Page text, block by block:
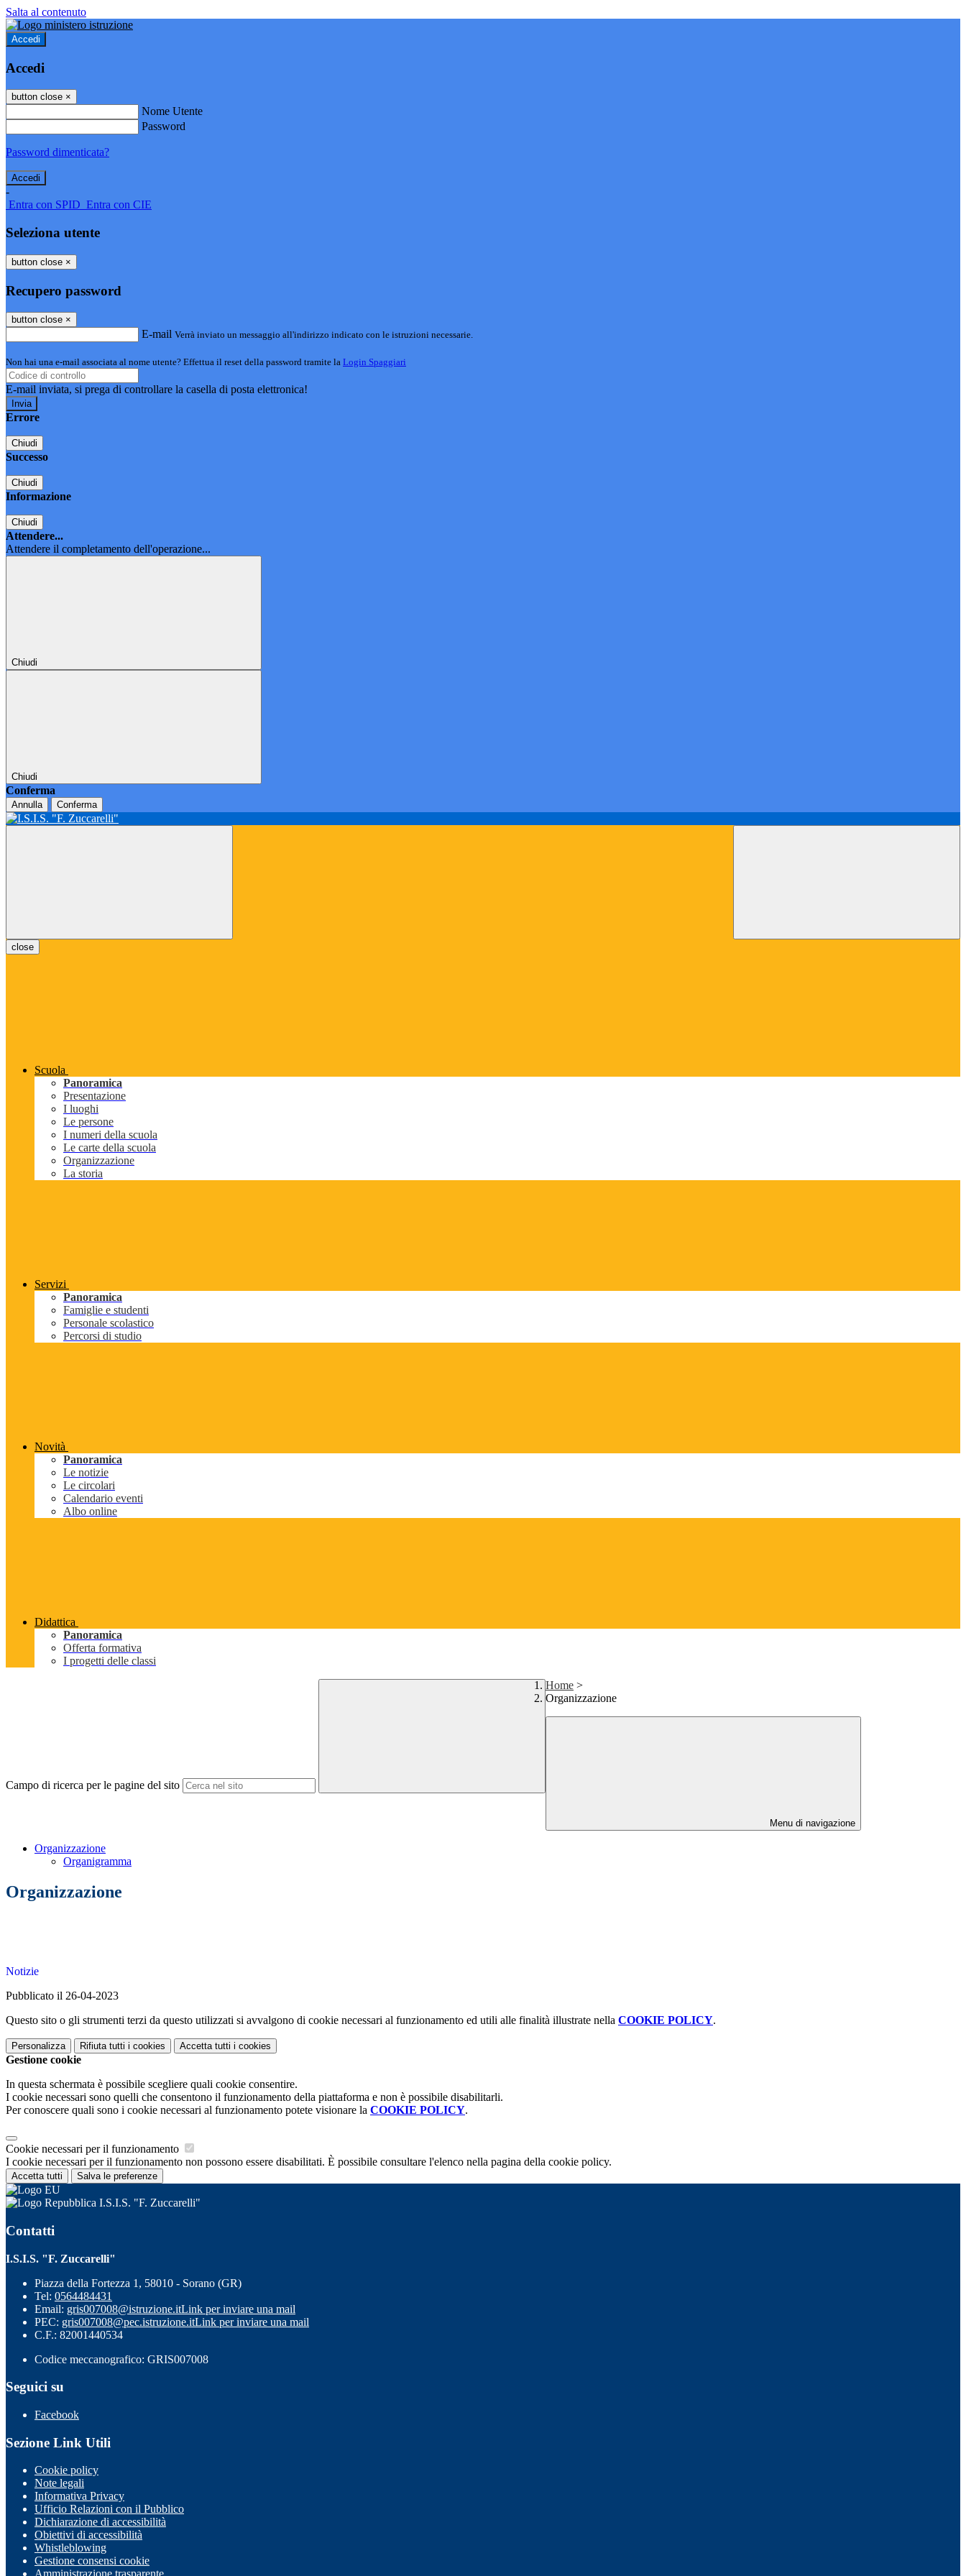
Salta al contenuto
Accedi
Accedi
button close ×
Nome Utente
Password
Password dimenticata?
-
Entra con SPID Entra con CIE
Seleziona utente
button close ×
Recupero password
button close ×
E-mail Verrà inviato un messaggio all'indirizzo indicato con le istruzioni necessarie.
Non hai una e-mail associata al nome utente? Effettua il reset della password tramite la Login Spaggiari
E-mail inviata, si prega di controllare la casella di posta elettronica!
Errore
Chiudi
Successo
Chiudi
Informazione
Chiudi
Attendere...
Attendere il completamento dell'operazione...
Chiudi
Chiudi
Conferma
Annulla Conferma
close
Scuola
Panoramica
Presentazione
I luoghi
Le persone
I numeri della scuola
Le carte della scuola
Organizzazione
La storia
Servizi
Panoramica
Famiglie e studenti
Personale scolastico
Percorsi di studio
Novità
Panoramica
Le notizie
Le circolari
Calendario eventi
Albo online
Didattica
Panoramica
Offerta formativa
I progetti delle classi
Campo di ricerca per le pagine del sito
Home >
Organizzazione
Menu di navigazione
Organizzazione
Organigramma
Organizzazione
Notizie
Pubblicato il 26-04-2023
Questo sito o gli strumenti terzi da questo utilizzati si avvalgono di cookie necessari al funzionamento ed utili alle finalità illustrate nella COOKIE POLICY.
Personalizza Rifiuta tutti i cookies Accetta tutti i cookies
Gestione cookie
In questa schermata è possibile scegliere quali cookie consentire.
I cookie necessari sono quelli che consentono il funzionamento della piattaforma e non è possibile disabilitarli.
Per conoscere quali sono i cookie necessari al funzionamento potete visionare la COOKIE POLICY.
Cookie necessari per il funzionamento
I cookie necessari per il funzionamento non possono essere disabilitati. È possibile consultare l'elenco nella pagina della cookie policy.
Accetta tutti Salva le preferenze
I.S.I.S. "F. Zuccarelli"
Contatti
I.S.I.S. "F. Zuccarelli"
Piazza della Fortezza 1, 58010 - Sorano (GR)
Tel: 0564484431
Email: gris007008@istruzione.itLink per inviare una mail
PEC: gris007008@pec.istruzione.itLink per inviare una mail
C.F.: 82001440534
Codice meccanografico: GRIS007008
Seguici su
Facebook
Sezione Link Utili
Cookie policy
Note legali
Informativa Privacy
Ufficio Relazioni con il Pubblico
Dichiarazione di accessibilità
Obiettivi di accessibilità
Whistleblowing
Gestione consensi cookie